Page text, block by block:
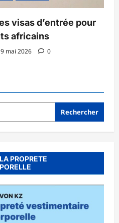
visas d’entrée pour
africains
mai 2026 0
Rechercher
PROPRETE